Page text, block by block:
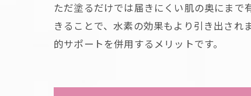
ただ塗るだけでは届きにくい肌の奥にま
きることで、水素の効果もより引き出さ
的サポートを併用するメリットです。